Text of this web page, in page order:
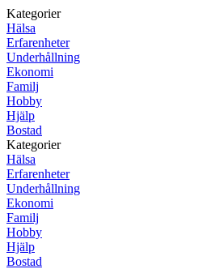
Kategorier
Hälsa
Erfarenheter
Underhållning
Ekonomi
Familj
Hobby
Hjälp
Bostad
Kategorier
Hälsa
Erfarenheter
Underhållning
Ekonomi
Familj
Hobby
Hjälp
Bostad